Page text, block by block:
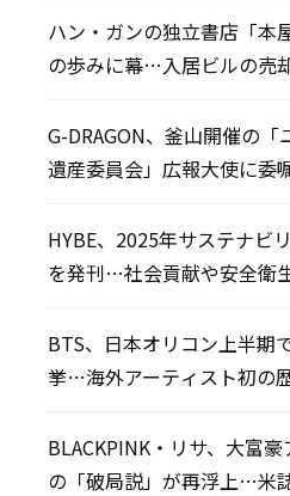
ハン・ガンの独立書店「本
の歩みに幕…入居ビルの売
G-DRAGON、釜山開催の「
遺産委員会」広報大使に委
HYBE、2025年サステナビ
を発刊…社会貢献や安全衛
BTS、日本オリコン上半期
挙…海外アーティスト初の
BLACKPINK・リサ、大富豪
の「破局説」が再浮上…米